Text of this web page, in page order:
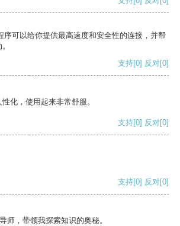
序可以给你提供最高速度和安全性的连接，并帮
支持[0] 反对[0]
化，使用起来非常舒服。
支持[0] 反对[0]
支持[0] 反对[0]
师，带领我探索知识的奥秘。